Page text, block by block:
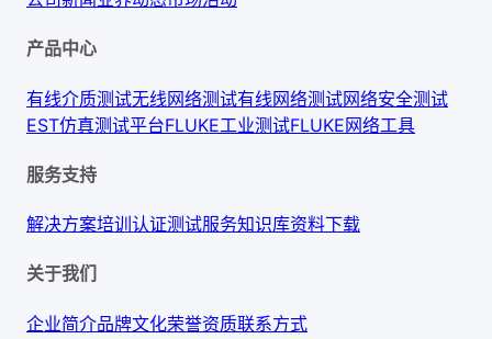
产品中心
有线介质测试无线网络测试有线网络测试网络安全测试
EST仿真测试平台FLUKE工业测试FLUKE网络工具
服务支持
解决方案培训认证测试服务知识库资料下载
关于我们
企业简介品牌文化荣誉资质联系方式